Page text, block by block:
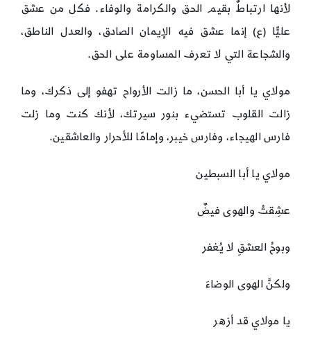
لأنها ارتباطٌ بقيم الحق والكرامة والوفاء. فكل من عشق
عليًّا (ع) إنما عشق فيه الإيمان الصادق، والعدل الناطق،
والشجاعة التي لا تعرف المساومة على الحق.
مولاي يا أبا الحسن، ما زالت الأرواح تهفو إلى ذكرك، وما
زالت القلوب تستضيء بنور سيرتك، لأنك كنت وما زلت
فارس الهيجاء، وفارس خيبر، وإمامًا للأحرار والعاشقين.
مولاي يا أبا السبطين
عشِقتُ والهوى فيضٌ
وبوحُ العشقِ لا يُغفر
ولكنَّ الهوى الوضاءَ
يا مولاي قد أزهر